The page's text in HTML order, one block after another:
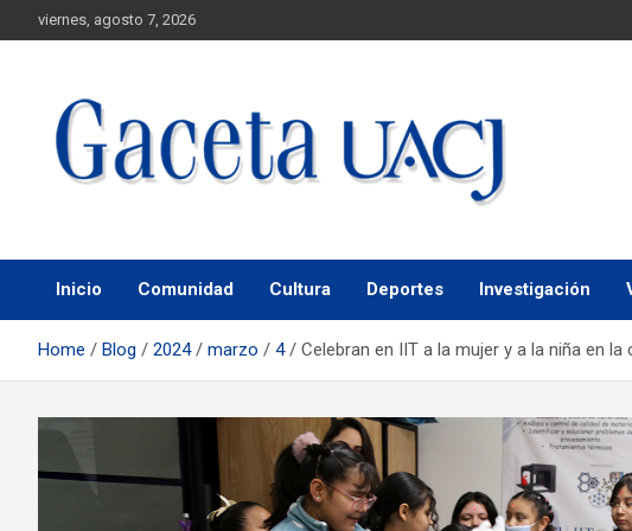
viernes, agosto 7, 2026
Gaceta UACJ
Inicio Comunidad Cultura Deportes Investigación
Home Blog 2024 marzo 4 Celebran en IIT a la mujer y a la niña en la